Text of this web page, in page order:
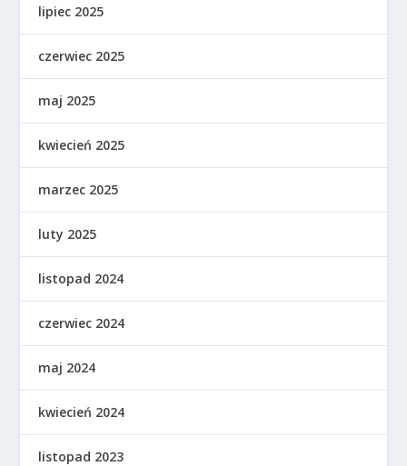
lipiec 2025
czerwiec 2025
maj 2025
kwiecień 2025
marzec 2025
luty 2025
listopad 2024
czerwiec 2024
maj 2024
kwiecień 2024
listopad 2023